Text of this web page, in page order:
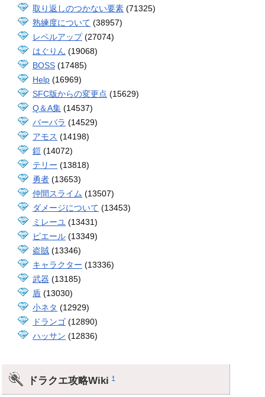
取り返しのつかない要素 (71325)
熟練度について (38957)
レベルアップ(27074)
はぐりん (19068)
BOSS (17485)
Help (16969)
SFC版からの変更点 (15629)
Q＆A集 (14537)
バーバラ (14529)
アモス (14198)
鎧 (14072)
テリー (13818)
勇者 (13653)
仲間スライム (13507)
ダメージについて (13453)
ミレーユ (13431)
ピエール (13349)
盗賊 (13346)
キャラクター (13336)
武器 (13185)
盾 (13030)
小ネタ (12929)
ドランゴ (12890)
ハッサン (12836)
ドラクエ攻略Wiki†